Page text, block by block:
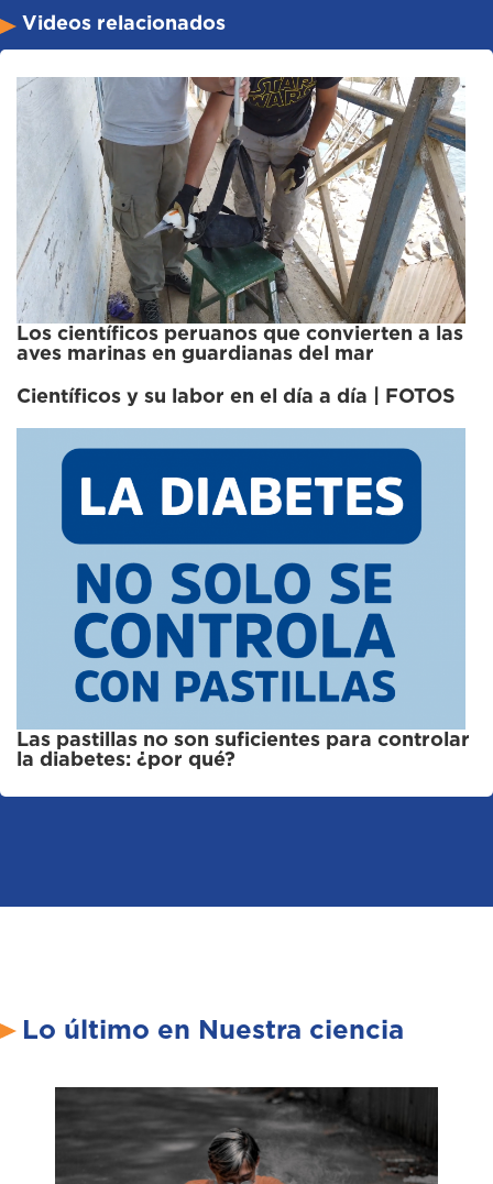
Videos relacionados
Los científicos peruanos que convierten a las
aves marinas en guardianas del mar
Científicos y su labor en el día a día | FOTOS
Las pastillas no son suficientes para controlar
la diabetes: ¿por qué?
Lo último en Nuestra ciencia